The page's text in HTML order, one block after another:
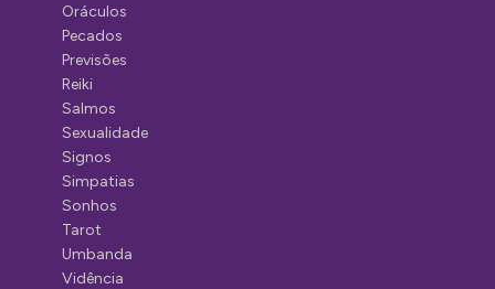
Oráculos
Pecados
Previsões
Reiki
Salmos
Sexualidade
Signos
Simpatias
Sonhos
Tarot
Umbanda
Vidência